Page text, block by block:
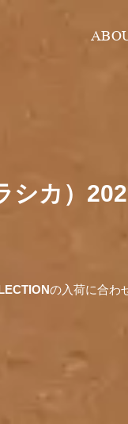
シカ）
の入荷に合わ